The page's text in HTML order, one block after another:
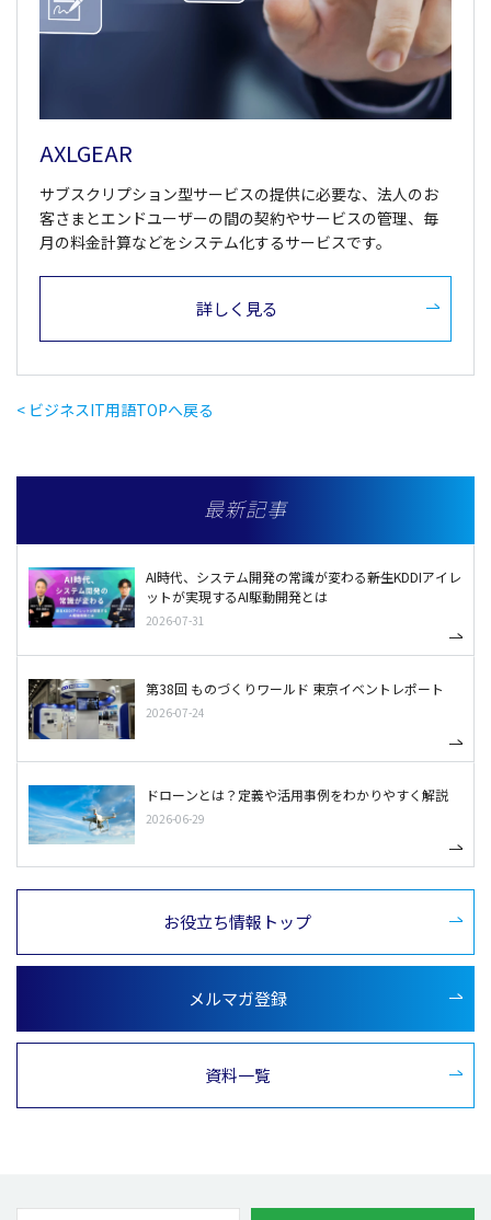
AXLGEAR
サブスクリプション型サービスの提供に必要な、法人のお
客さまとエンドユーザーの間の契約やサービスの管理、毎
月の料金計算などをシステム化するサービスです。
詳しく見る
< ビジネスIT用語TOPへ戻る
最新記事
AI時代、システム開発の常識が変わる――新生KDDIアイレ
ットが実現するAI駆動開発とは
2026-07-31
第38回 ものづくりワールド 東京イベントレポート
2026-07-24
ドローンとは？定義や活用事例をわかりやすく解説
2026-06-29
お役立ち情報トップ
メルマガ登録
資料一覧